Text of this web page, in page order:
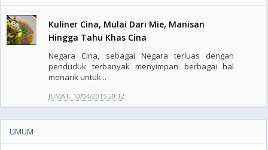
Kuliner Cina, Mulai Dari Mie, Manisan
Hingga Tahu Khas Cina
Negara Cina, sebagai Negara terluas dengan
penduduk terbanyak menyimpan berbagai hal
menarik untuk ..
JUMAT, 10/04/2015 20:12
UMUM